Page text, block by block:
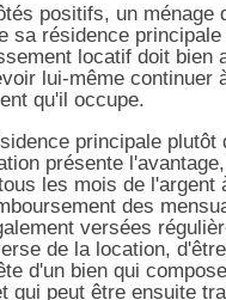
positifs, un ménage
sa résidence
locatif doit bien
lui-même continuer
qu'il occupe.
principale plutôt
présente
les mois de l'argent
des
versées
de la location,
d'un bien qui
qui peut être ensuite